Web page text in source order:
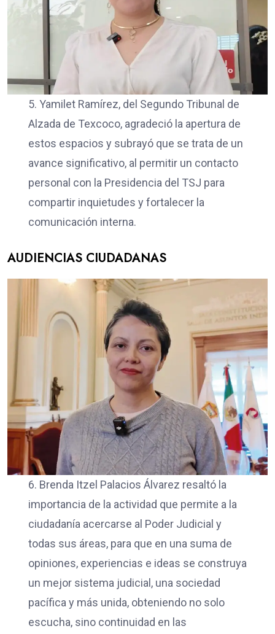
5. Yamilet Ramírez, del Segundo Tribunal de
Alzada de Texcoco, agradeció la apertura de
estos espacios y subrayó que se trata de un
avance significativo, al permitir un contacto
personal con la Presidencia del TSJ para
compartir inquietudes y fortalecer la
comunicación interna.
AUDIENCIAS CIUDADANAS
6. Brenda Itzel Palacios Álvarez resaltó la
importancia de la actividad que permite a la
ciudadanía acercarse al Poder Judicial y
todas sus áreas, para que en una suma de
opiniones, experiencias e ideas se construya
un mejor sistema judicial, una sociedad
pacífica y más unida, obteniendo no solo
escucha, sino continuidad en las